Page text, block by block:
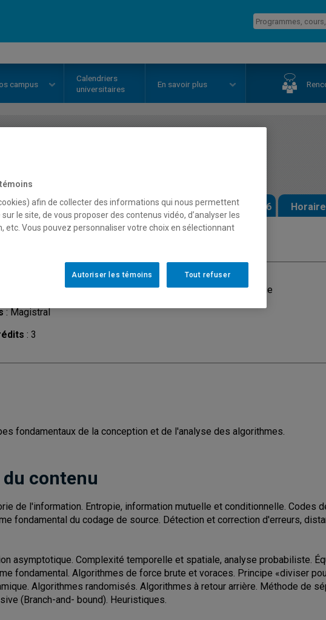
campus
Calendriers
universitaires
En savoir plus
Horaire - Été 2026 Horaire - Automne 2026
: Magistral
: 3
Discipline: Informatique
fondamentaux de la conception et de l'analyse des algorithmes.
contenu
de l'information. Entropie, information mutuelle et conditionnelle. Codes
fondamental du codage de source. Détection et correction d'erreurs,
asymptotique. Complexité temporelle et spatiale, analyse probabiliste.
fondamental. Algorithmes de force brute et voraces. Principe «diviser
Algorithmes randomisés. Algorithmes à retour arrière. Méthode de
(Branch-and- bound). Heuristiques.
afin de collecter des informations qui nous permettent
le site, de vous proposer des contenus vidéo, d’analyser les
Vous pouvez personnaliser votre choix en sélectionnant
Tout refuser
Autoriser les témoins